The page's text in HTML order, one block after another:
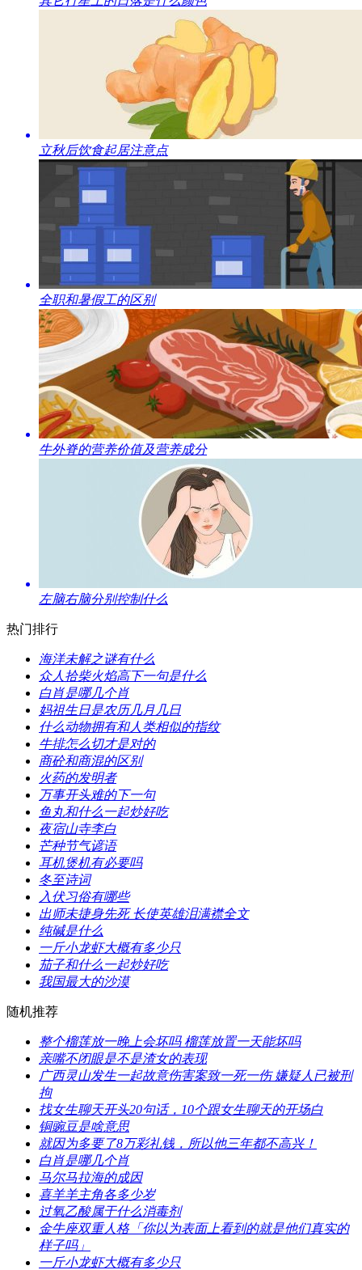
​立秋后饮食起居注意点
​全职和暑假工的区别
​牛外脊的营养价值及营养成分
​左脑右脑分别控制什么
热门排行
​海洋未解之谜有什么
​众人拾柴火焰高下一句是什么
​白肖是哪几个肖
​妈祖生日是农历几月几日
​什么动物拥有和人类相似的指纹
​牛排怎么切才是对的
​商砼和商混的区别
​火药的发明者
​万事开头难的下一句
​鱼丸和什么一起炒好吃
​夜宿山寺李白
​芒种节气谚语
​耳机煲机有必要吗
​冬至诗词
​入伏习俗有哪些
​出师未捷身先死 长使英雄泪满襟全文
​纯碱是什么
​一斤小龙虾大概有多少只
​茄子和什么一起炒好吃
​我国最大的沙漠
随机推荐
​整个榴莲放一晚上会坏吗 榴莲放置一天能坏吗
​亲嘴不闭眼是不是渣女的表现
​广西灵山发生一起故意伤害案致一死一伤 嫌疑人已被刑
拘
​找女生聊天开头20句话，10个跟女生聊天的开场白
​铜豌豆是啥意思
​就因为多要了8万彩礼钱，所以他三年都不高兴！
​白肖是哪几个肖
​马尔马拉海的成因
​喜羊羊主角各多少岁
​过氧乙酸属于什么消毒剂
​金牛座双重人格「你以为表面上看到的就是他们真实的
样子吗」
​一斤小龙虾大概有多少只